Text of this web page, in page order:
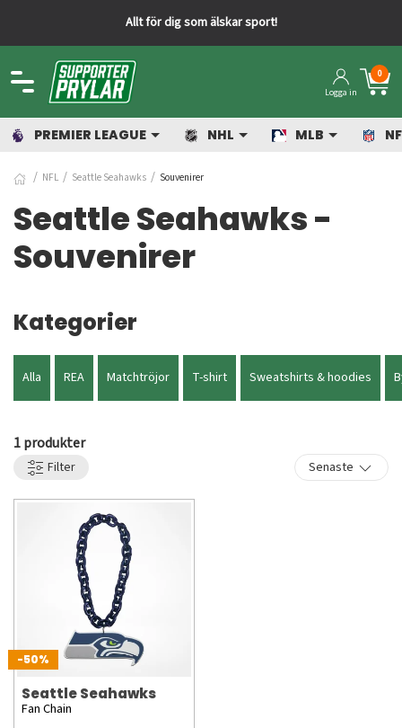
Allt för dig som älskar sport!
Logga in
0
PREMIER LEAGUE NHL MLB
NFL Seattle Seahawks Souvenirer
Seattle Seahawks -
Souvenirer
Kategorier
Alla REA Matchtröjor T-shirt Sweatshirts & hoodies
1 produkter
Filter Senaste
-50%
Seattle Seahawks
Fan Chain